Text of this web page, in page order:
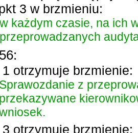
3 w brzmieniu:
w każdym czasie, na ich
przeprowadzanych
otrzymuje brzmienie:
Sprawozdanie z
przekazywane
otrzymuje brzmienie: